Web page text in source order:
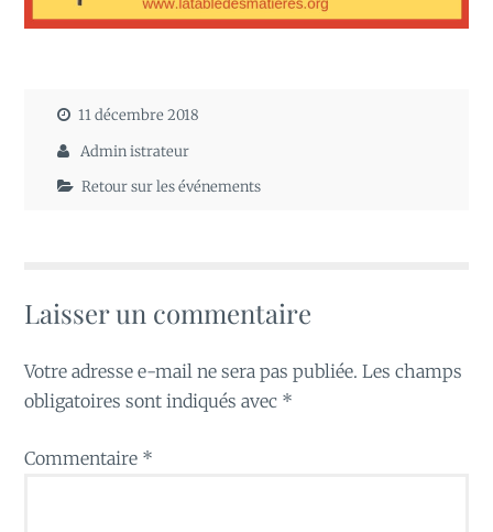
11 décembre 2018
Admin istrateur
Retour sur les événements
Laisser un commentaire
Votre adresse e-mail ne sera pas publiée. Les champs
obligatoires sont indiqués avec *
Commentaire *